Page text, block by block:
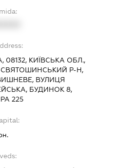
08132, КИЇВСЬКА ОБЛ.,
Р-Н,
ВУЛИЦЯ
БУДИНОК 8,
225